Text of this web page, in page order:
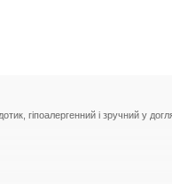
гіпоалергенний і зручний у